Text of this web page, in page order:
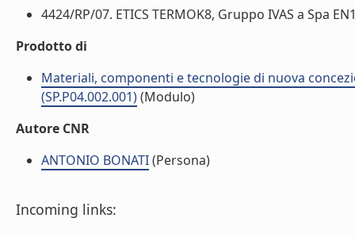
4424/RP/07. ETICS TERMOK8, Gruppo IVAS a Spa
Prodotto di
Materiali, componenti e tecnologie di nuova
(SP.P04.002.001)(Modulo)
Autore CNR
ANTONIO BONATI(Persona)
Incoming links: